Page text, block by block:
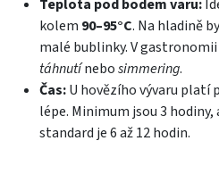
Teplota pod bodem varu:
kolem 90–95°C. Na hladině
malé bublinky. V
táhnutínebosimmering.
Čas:U hovězího vývaru platí
lépe. Minimum jsou 3
standard je 6 až 12 hodin.